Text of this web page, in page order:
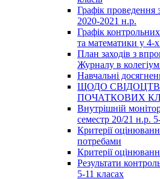
Графік проведення
2020-2021 н.р.
Графік
та математики у 4-
План заходів з
Журналу в
Навчальні
ЩОДО
ПОЧАТКОВИХ
Внутрішній
семестр 20/21 н.р.
Критерії
потребами
Критерії
Результати
5-11 класах